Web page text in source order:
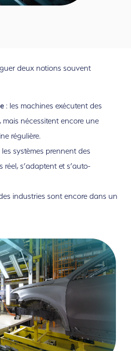
deux notions souvent
: les machines exécutent des
mais nécessitent encore une
régulière.
les systèmes prennent des
réel, s’adaptent et s’auto-
industries sont encore dans un